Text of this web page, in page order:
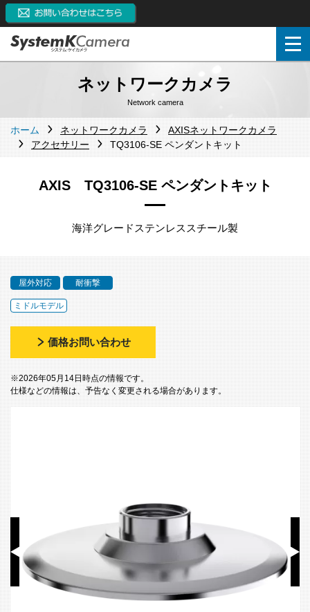
ネットワークカメラ
Network camera
ホーム ネットワークカメラ
AXISネットワークカメラ
アクセサリー
TQ3106-SE ペンダントキット
AXIS TQ3106-SE ペンダントキット
海洋グレードステンレススチール製
屋外対応 耐衝撃
ミドルモデル
価格お問い合わせ
※2026年05月14日時点の情報です。
仕様などの情報は、予告なく変更される場合があります。